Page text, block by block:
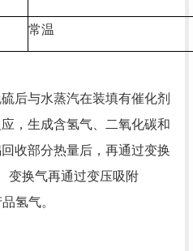
常温
后与水蒸汽在装填有催化剂
，生成含氢气、二氧化碳和
收部分热量后，再通过变换
、变换气再通过变压吸附
氢气。